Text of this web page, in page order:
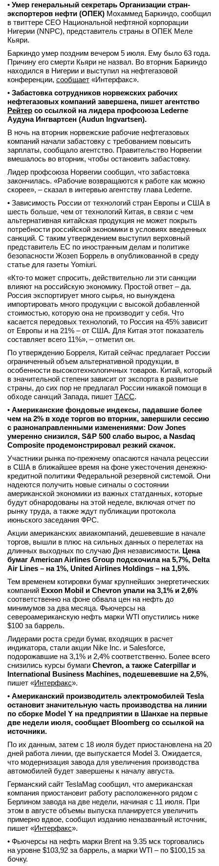
• Умер генеральный секретарь Организации стран-
экспортеров нефти (ОПЕК) Мохаммед Баркиндо, сообщил
в твиттере CEO Национальной нефтяной корпорации
Нигерии (NNPC), представитель страны в ОПЕК Меле
Кьяри.
Баркиндо умер поздним вечером 5 июля. Ему было 63 года.
Причину его смерти Кьяри не назвал. Во вторник Баркиндо
находился в Нигерии и выступил на нефтегазовой
конференции, сообщает «Интерфакс».
• Забастовка сотрудников норвежских рабочих
нефтегазовых компаний завершена, пишет агентство
Рейтер со ссылкой на лидера профсоюза Lederne
Аудуна Ингвартсен (Audun Ingvartsen).
В ночь на вторник норвежские рабочие нефтегазовых
компаний начали забастовку с требованием повысить
зарплаты, сообщало агентство. Правительство Норвегии
вмешалось во вторник, чтобы остановить забастовку.
Лидер профсоюза Норвегии сообщил, что забастовка
закончилась. «Рабочие возвращаются к работе как можно
скорее», – сказал в интервью агентству глава Lederne.
• Зависимость России от технологий стран Европы и США в
шесть больше, чем от технологий Китая, в связи с чем
альтернативная китайская продукция не может покрыть
потребности российской экономики в условиях введенных
санкций. С таким утверждением выступил верховный
представитель ЕС по иностранным делам и политике
безопасности Жозеп Боррель в опубликованной в среду
статье для газеты Yomiuri.
«Кто-то может спросить, действительно ли эти санкции
влияют на российскую экономику. Простой ответ – да.
Россия экспортирует много сырья, но вынуждена
импортировать много продукции с высокой добавленной
стоимостью, которую она не производит у себя. Что
касается передовых технологий, то Россия на 45% зависит
от Европы и на 21% – от США. Для Китая этот показатель
составляет всего 11%», – отметил он.
По утверждению Борреля, Китай сейчас предлагает России
ограниченный объем альтернативной продукции, в
особенности высокотехнологичных товаров. Китай, который
в значительной степени зависит от экспорта в развитые
страны, до сих пор не предлагал России никакой помощи в
обходе санкций Запада, пишет ТАСС.
• Американские фондовые индексы, падавшие более
чем на 2% в ходе торгов во вторник, завершили сессию
с разнонаправленными изменениями: Dow Jones
умеренно снизился, S&P 500 слабо вырос, а Nasdaq
Composite продемонстрировал резкий скачок.
Участники рынка по-прежнему опасаются начала рецессии
в США в ближайшее время на фоне ужесточения денежно-
кредитной политики Федеральной резервной системой. Они
надеются получить новые сигналы о состоянии
американской экономики из важных статданных, которые
будут обнародованы на этой неделе, включая отчет по
рынку труда, а также ждут публикации протокола
июньского заседания ФРС.
Акции американских авиакомпаний, дешевевшие в начале
торгов, вышли в плюс на сильных данных о перелетах на
длинных выходных по случаю Дня независимости. Цена
бумаг American Airlines Group подскочила на 5,7%, Delta
Air Lines – на 1%, United Airlines Holdings – на 1,5%.
Тем временем котировки бумаг крупнейших энергетических
компаний Exxon Mobil и Chevron упали на 3,1% и 2,6%
соответственно на фоне обвала цен на нефть до
минимумов за два месяца. Фьючерсы на
североамериканскую нефть марки WTI опустились ниже
$100 за баррель.
Лидерами роста среди бумаг, входящих в расчет
индикатора, стали акции Nike Inc. и Salesforce,
подорожавшие на 3,1% и 2,4% соответственно. Более всего
снизились курсы бумаги Chevron, а также Caterpillar и
International Business Machines, подешевевшие на 2,5%,
пишет «Интерфакс».
• Американский производитель электромобилей Tesla
остановит значительную часть производства на линии
по сборке Model Y на предприятии в Шанхае на первые
две недели июля, сообщает Bloomberg со ссылкой на
источники.
По их данным, затем с 18 июля будет приостановлена на 20
дней работа линии, где выпускается Model 3. Ожидается,
что модернизация завода для увеличения производства
автомобилей будет завершены к началу августа.
Германский сайт TeslaMag сообщил, что американская
компания приостановит работу расположенного рядом с
Берлином завода на две недели, начиная с 11 июля. При
этом в августе объемы выпуска планируется увеличить
примерно вдвое, сообщил изданию неназванный источник,
пишет «Интерфакс».
• Фьючерсы на нефть марки Brent на 9.35 мск торговались
на уровне $103,92 за баррель, а марки WTI – по $100,15 за
бочку.